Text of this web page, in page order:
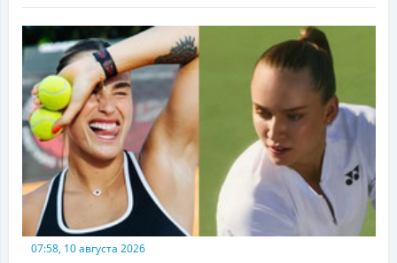
07:58, 10 августа 2026